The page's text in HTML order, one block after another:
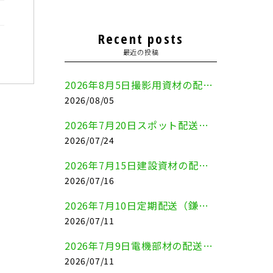
Recent posts
最近の投稿
2026年8月5日撮影用資材の配送（鎌倉市⇒港区）
2026/08/05
2026年7月20日スポット配送（横浜市金沢区⇒愛知県豊川市）
2026/07/24
2026年7月15日建設資材の配送（横浜市金沢区⇒横須賀市）
2026/07/16
2026年7月10日定期配送（鎌倉市⇔大田区）
2026/07/11
2026年7月9日電機部材の配送（横浜市戸塚区⇒品川区）
2026/07/11